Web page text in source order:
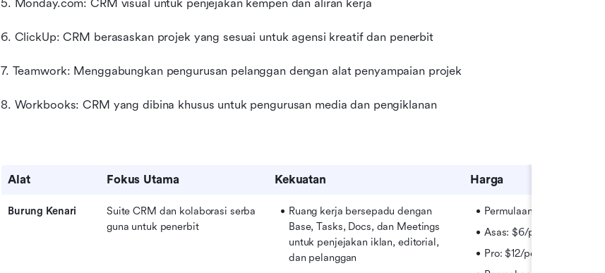
5. Monday.com: CRM visual untuk penjejakan kempen dan aliran kerja
6. ClickUp: CRM berasaskan projek yang sesuai untuk agensi kreatif dan penerbit
7. Teamwork: Menggabungkan pengurusan pelanggan dengan alat penyampaian projek
8. Workbooks: CRM yang dibina khusus untuk pengurusan media dan pengiklanan
Alat Fokus Utama Kekuatan Harga
Burung Kenari
Suite CRM dan kolaborasi serba
guna untuk penerbit
Ruang kerja bersepadu dengan
Base, Tasks, Docs, dan Meetings
untuk penjejakan iklan, editorial,
dan pelanggan
Permulaan Percuma
Asas: $6/pengguna/bulan
Pro: $12/pengguna/bulan